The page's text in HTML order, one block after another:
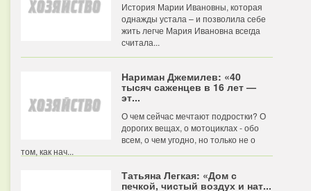
История Марии Ивановны, которая
однажды устала – и позволила себе
жить легче Мария Ивановна всегда
считала...
Нариман Джемилев: «40
тысяч саженцев в 16 лет —
эт...
О чем сейчас мечтают подростки? О
дорогих вещах, о мотоциклах - обо
всем, о чем угодно, но только не о
том, как нач...
Татьяна Легкая: «Дом с
печкой, чистый воздух и нат...